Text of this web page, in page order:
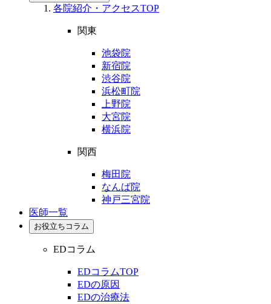
各院紹介・アクセスTOP
関東
池袋院
新宿院
渋谷院
浜松町院
上野院
大宮院
横浜院
関西
梅田院
なんば院
神戸三宮院
医師一覧
お役立ちコラム
EDコラム
EDコラムTOP
EDの原因
EDの治療法